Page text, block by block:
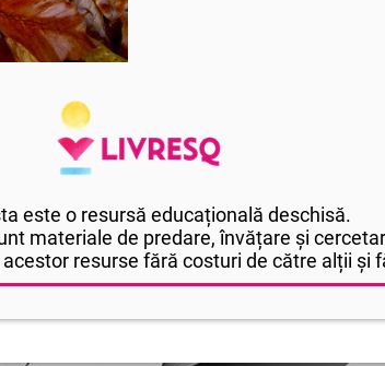
este o resursă educațională deschisă.
materiale de predare, învățare și
resurse fără costuri de către alții și